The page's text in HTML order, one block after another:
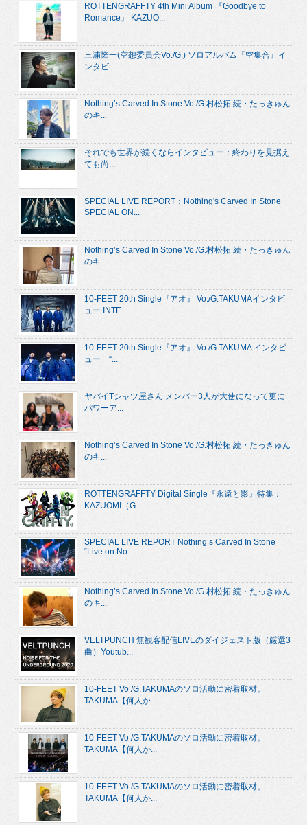
ROTTENGRAFFTY 4th Mini Album 『Goodbye to
Romance』 KAZUO...
三浦隆一(空想委員会Vo./G.) ソロアルバム『空集合』イ
ンタビ...
Nothing’s Carved In Stone Vo./G.村松拓 続・たっきゅん
のキ...
それでも世界が続くならインタビュー：終わりを見据え
ても尚...
SPECIAL LIVE REPORT：Nothing's Carved In Stone
SPECIAL ON...
Nothing’s Carved In Stone Vo./G.村松拓 続・たっきゅん
のキ...
10-FEET 20th Single『アオ』 Vo./G.TAKUMAインタビ
ュー INTE...
10-FEET 20th Single『アオ』 Vo./G.TAKUMA インタビ
ュー “...
ヤバイTシャツ屋さん メンバー3人が大使になって更に
パワーア...
Nothing’s Carved In Stone Vo./G.村松拓 続・たっきゅん
のキ...
ROTTENGRAFFTY Digital Single『永遠と影』特集：
KAZUOMI（G....
SPECIAL LIVE REPORT Nothing’s Carved In Stone
“Live on No...
Nothing’s Carved In Stone Vo./G.村松拓 続・たっきゅん
のキ...
VELTPUNCH 無観客配信LIVEのダイジェスト版（厳選3
曲）Youtub...
10-FEET Vo./G.TAKUMAのソロ活動に密着取材。
TAKUMA【何人か...
10-FEET Vo./G.TAKUMAのソロ活動に密着取材。
TAKUMA【何人か...
10-FEET Vo./G.TAKUMAのソロ活動に密着取材。
TAKUMA【何人か...